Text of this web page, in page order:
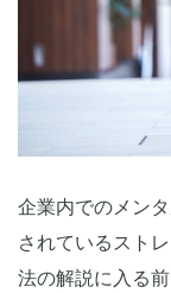
5.ストレ
ストレスコ
コーピ
ストレスコ
現状を把
企業内でのメン
されているスト
法の解説に入る